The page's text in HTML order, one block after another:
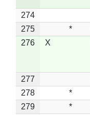
274
275
*
276
X
277
278
*
279
*